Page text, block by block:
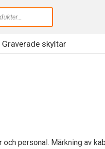
Graverade skyltar
personal. Märkning av